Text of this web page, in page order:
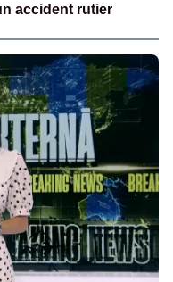
accident rutier